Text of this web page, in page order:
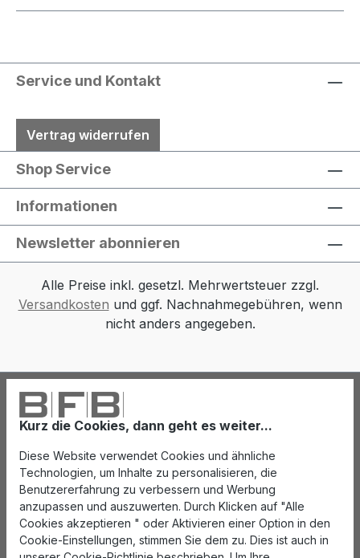
Kurz die Cookies, dann geht es weiter...
Diese Website verwendet Cookies und ähnliche
Technologien, um Inhalte zu personalisieren, die
Benutzererfahrung zu verbessern und Werbung
anzupassen und auszuwerten. Durch Klicken auf "Alle
Cookies akzeptieren " oder Aktivieren einer Option in den
Cookie-Einstellungen, stimmen Sie dem zu. Dies ist auch in
Service und Kontakt
Vertrag widerrufen
Shop Service
Informationen
Newsletter abonnieren
Alle Preise inkl. gesetzl. Mehrwertsteuer zzgl.
Versandkosten und ggf. Nachnahmegebühren, wenn
nicht anders angegeben.